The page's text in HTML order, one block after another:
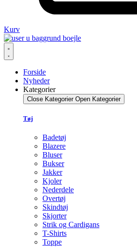
Kurv
Forside
Nyheder
Kategorier
Close Kategorier Open Kategorier
Tøj
Badetøj
Blazere
Bluser
Bukser
Jakker
Kjoler
Nederdele
Overtøj
Skindtøj
Skjorter
Strik og Cardigans
T-Shirts
Toppe